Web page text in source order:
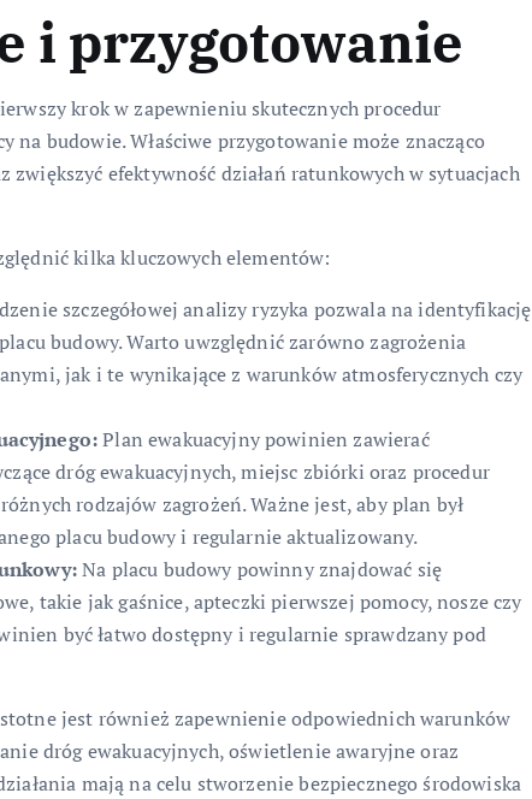
i przygotowanie
krok w zapewnieniu skutecznych procedur
na budowie. Właściwe przygotowanie może znacząco
zwiększyć efektywność działań ratunkowych w sytuacjach
kilka kluczowych elementów:
szczegółowej analizy ryzyka pozwala na identyfikację
budowy. Warto uwzględnić zarówno zagrożenia
jak i te wynikające z warunków atmosferycznych czy
Plan ewakuacyjny powinien zawierać
dróg ewakuacyjnych, miejsc zbiórki oraz procedur
rodzajów zagrożeń. Ważne jest, aby plan był
placu budowy i regularnie aktualizowany.
Na placu budowy powinny znajdować się
takie jak gaśnice, apteczki pierwszej pomocy, nosze czy
być łatwo dostępny i regularnie sprawdzany pod
jest również zapewnienie odpowiednich warunków
dróg ewakuacyjnych, oświetlenie awaryjne oraz
mają na celu stworzenie bezpiecznego środowiska